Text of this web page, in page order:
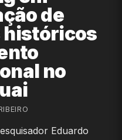
de
históricos
no
Eduardo